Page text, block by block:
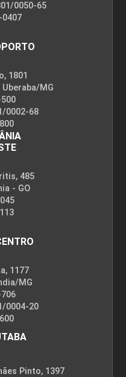
0050-65
1801
MG
0002-68
485
- GO
1177
MG
0004-20
Pinto, 1397